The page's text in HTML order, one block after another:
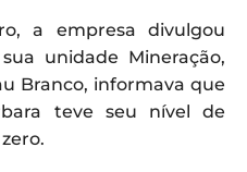
a empresa divulgou
unidade Mineração,
Branco, informava que
teve seu nível de